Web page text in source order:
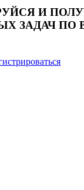
И
ЗАДАЧ ПО